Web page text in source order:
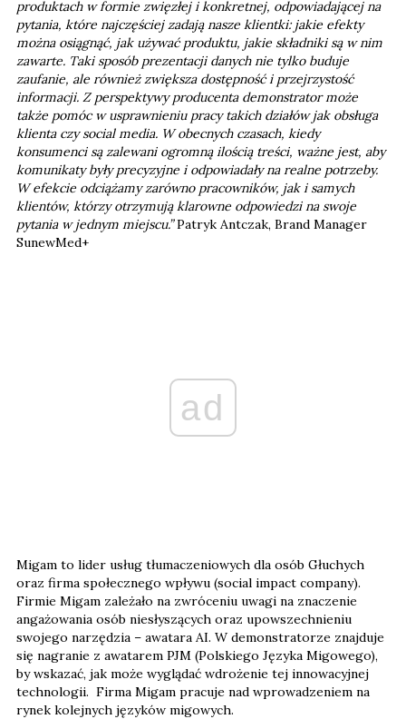
produktach w formie zwięzłej i konkretnej, odpowiadającej na
pytania, które najczęściej zadają nasze klientki: jakie efekty
można osiągnąć, jak używać produktu, jakie składniki są w nim
zawarte. Taki sposób prezentacji danych nie tylko buduje
zaufanie, ale również zwiększa dostępność i przejrzystość
informacji. Z perspektywy producenta demonstrator może
także pomóc w usprawnieniu pracy takich działów jak obsługa
klienta czy social media. W obecnych czasach, kiedy
konsumenci są zalewani ogromną ilością treści, ważne jest, aby
komunikaty były precyzyjne i odpowiadały na realne potrzeby.
W efekcie odciążamy zarówno pracowników, jak i samych
klientów, którzy otrzymują klarowne odpowiedzi na swoje
pytania w jednym miejscu.”Patryk Antczak, Brand Manager
SunewMed+
ad
Migam to lider usług tłumaczeniowych dla osób Głuchych
oraz firma społecznego wpływu (social impact company).
Firmie Migam zależało na zwróceniu uwagi na znaczenie
angażowania osób niesłyszących oraz upowszechnieniu
swojego narzędzia – awatara AI. W demonstratorze znajduje
się nagranie z awatarem PJM (Polskiego Języka Migowego),
by wskazać, jak może wyglądać wdrożenie tej innowacyjnej
technologii. Firma Migam pracuje nad wprowadzeniem na
rynek kolejnych języków migowych.